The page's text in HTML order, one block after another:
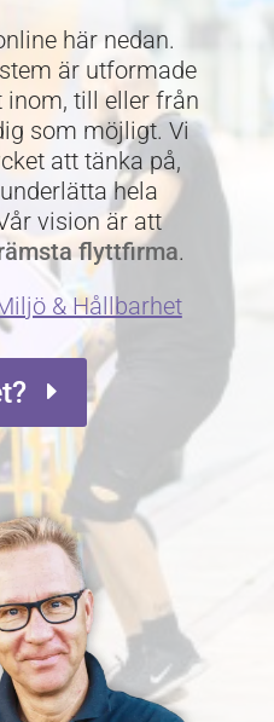
här nedan.
är utformade
till eller från
som möjligt. Vi
att tänka på,
hela
vision är att
flyttfirma.
& Hållbarhet